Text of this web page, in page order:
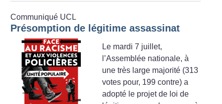
Communiqué UCL
Présomption de légitime assassinat
Le mardi 7 juillet,
l’Assemblée nationale, à
une très large majorité (313
votes pour, 199 contre) a
adopté le projet de loi de